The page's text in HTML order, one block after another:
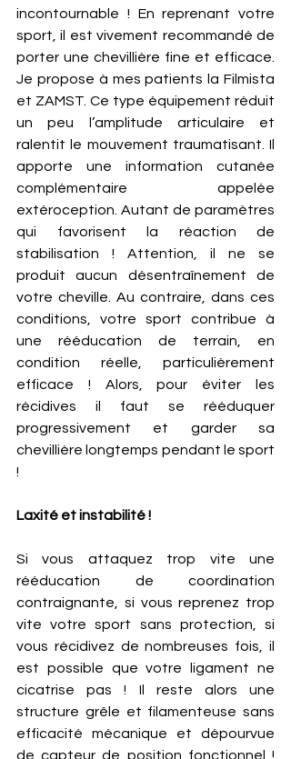
incontournable ! En reprenant votre
sport, il est vivement recommandé de
porter une chevillière fine et efficace.
Je propose à mes patients la Filmista
et ZAMST. Ce type équipement réduit
un peu l’amplitude articulaire et
ralentit le mouvement traumatisant. Il
apporte une information cutanée
complémentaire appelée
extéroception. Autant de paramètres
qui favorisent la réaction de
stabilisation ! Attention, il ne se
produit aucun désentraînement de
votre cheville. Au contraire, dans ces
conditions, votre sport contribue à
une rééducation de terrain, en
condition réelle, particulièrement
efficace ! Alors, pour éviter les
récidives il faut se rééduquer
progressivement et garder sa
chevillière longtemps pendant le sport
!
Laxité et instabilité !
Si vous attaquez trop vite une
rééducation de coordination
contraignante, si vous reprenez trop
vite votre sport sans protection, si
vous récidivez de nombreuses fois, il
est possible que votre ligament ne
cicatrise pas ! Il reste alors une
structure grêle et filamenteuse sans
efficacité mécanique et dépourvue
de capteur de position fonctionnel !